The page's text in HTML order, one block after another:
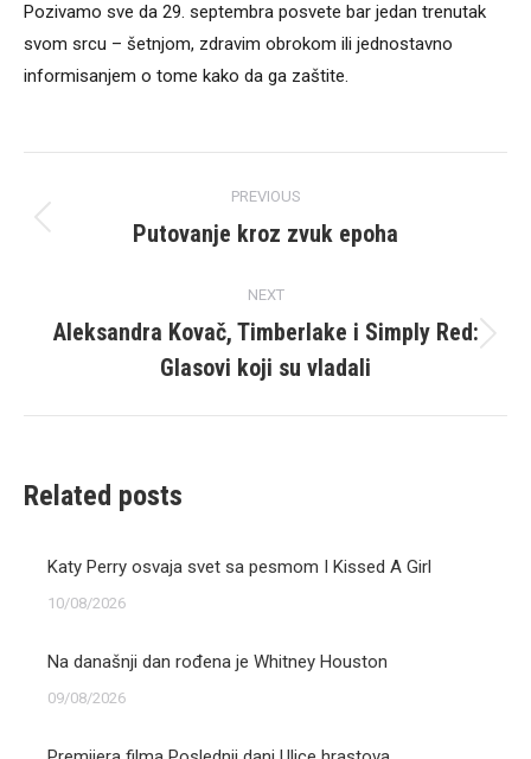
Pozivamo sve da 29. septembra posvete bar jedan trenutak
svom srcu – šetnjom, zdravim obrokom ili jednostavno
informisanjem o tome kako da ga zaštite.
navigation
PREVIOUS
Previous
Putovanje kroz zvuk epoha
NEXT
Next
post:
Aleksandra Kovač, Timberlake i Simply Red:
Glasovi koji su vladali
Related posts
Katy Perry osvaja svet sa pesmom I Kissed A Girl
10/08/2026
Na današnji dan rođena je Whitney Houston
09/08/2026